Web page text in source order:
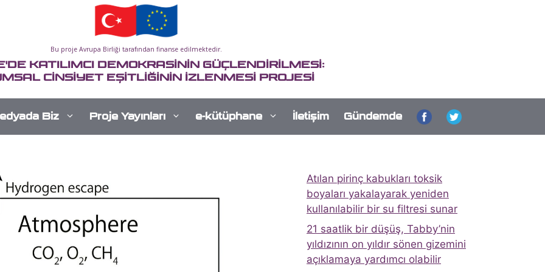
Bu proje Avrupa Birliği tarafından finanse edilmektedir.
KATILIMCI DEMOKRASİNİN GÜÇLENDİRİLMESİ:
CİNSİYET EŞİTLİĞİNİN İZLENMESİ PROJESİ
Biz Proje Yayınları e-kütüphane İletişim Gündemde
Atılan pirinç kabukları toksik
boyaları yakalayarak yeniden
kullanılabilir bir su filtresi sunar
21 saatlik bir düşüş, Tabby’nin
yıldızının on yıldır sönen gizemini
açıklamaya yardımcı olabilir